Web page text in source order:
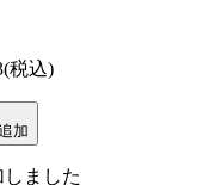
(税込)
加
ました